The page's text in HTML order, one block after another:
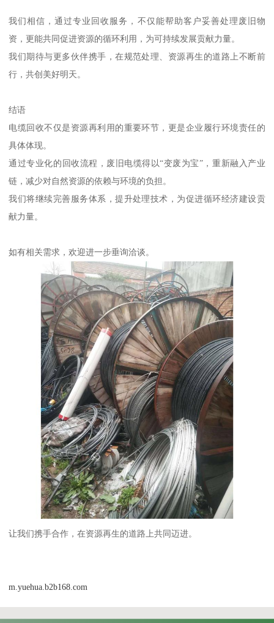
我们相信，通过专业回收服务，不仅能帮助客户妥善处理废旧物
资，更能共同促进资源的循环利用，为可持续发展贡献力量。
我们期待与更多伙伴携手，在规范处理、资源再生的道路上不断前
行，共创美好明天。
结语
电缆回收不仅是资源再利用的重要环节，更是企业履行环境责任的
具体体现。
通过专业化的回收流程，废旧电缆得以“变废为宝”，重新融入产业
链，减少对自然资源的依赖与环境的负担。
我们将继续完善服务体系，提升处理技术，为促进循环经济建设贡
献力量。
如有相关需求，欢迎进一步垂询洽谈。
让我们携手合作，在资源再生的道路上共同迈进。
m.yuehua.b2b168.com